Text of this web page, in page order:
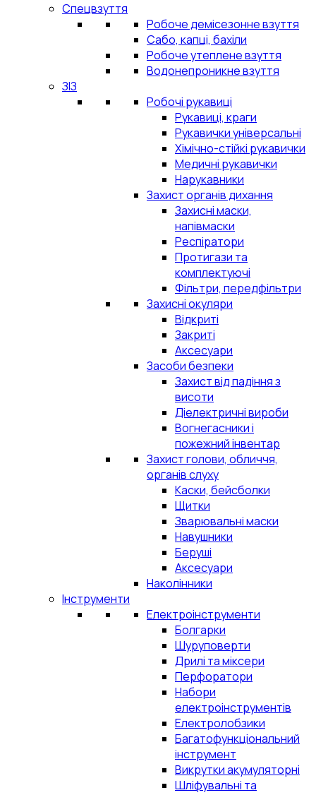
Спецвзуття
Робоче демісезонне взуття
Сабо, капці, бахіли
Робоче утеплене взуття
Водонепроникне взуття
ЗІЗ
Робочі рукавиці
Рукавиці, краги
Рукавички універсальні
Хімічно-стійкі рукавички
Медичні рукавички
Нарукавники
Захист органів дихання
Захисні маски,
напівмаски
Респіратори
Протигази та
комплектуючі
Фільтри, передфільтри
Захисні окуляри
Відкриті
Закриті
Аксесуари
Засоби безпеки
Захист від падіння з
висоти
Діелектричні вироби
Вогнегасники і
пожежний інвентар
Захист голови, обличчя,
органів слуху
Каски, бейсболки
Щитки
Зварювальні маски
Навушники
Беруші
Аксесуари
Наколінники
Інструменти
Електроінструменти
Болгарки
Шуруповерти
Дрилі та міксери
Перфоратори
Набори
електроінструментів
Електролобзики
Багатофункціональний
інструмент
Викрутки акумуляторні
Шліфувальні та